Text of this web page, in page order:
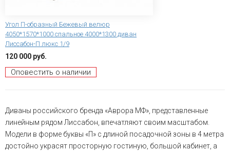
Угол П-образный Бежевый велюр
4050*1570*1000 спальное 4000*1300 диван
Лиссабон-П люкс 1/9
120 000 руб.
Оповестить о наличии
Диваны российского бренда «Аврора МФ», представленные
линейным рядом Лиссабон, впечатляют своим масштабом.
Модели в форме буквы «П» с длиной посадочной зоны в 4 метра
достойно украсят просторную гостиную, большой кабинет, а